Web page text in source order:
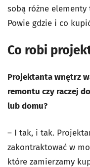
sobą różne elementy
Powie gdzie i co
Co robi
Projektanta wnętrz
remontu czy raczej
lub domu?
– I tak, i tak.
zakontraktować w
które zamierzamy